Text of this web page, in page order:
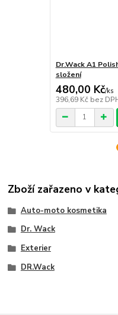
Dr.Wack A1
složení
480,00 Kč/ks
396,69 Kč bez
Zboží zařazeno v
Auto-moto kosmetika
Dr. Wack
Exterier
DR.Wack